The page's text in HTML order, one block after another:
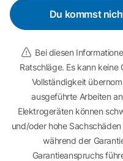
Du kommst
Bei diesen
Ratschläge. Es kann
Vollständigkeit
ausgeführte Arbeiten
Elektrogeräten können
und/oder hohe
während der
Garantieanspruchs